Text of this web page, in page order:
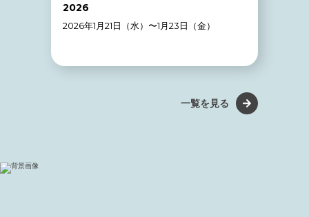
2026
2026年1月21日（水）〜1月23日（金）
一覧を見る